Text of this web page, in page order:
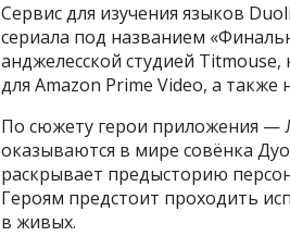
Сервис для изучения языков
сериала под названием
анджелесской студией
для Amazon Prime Video, а
По сюжету герои приложения —
оказываются в мире совёнка
раскрывает предысторию
Героям предстоит проходить
в живых.